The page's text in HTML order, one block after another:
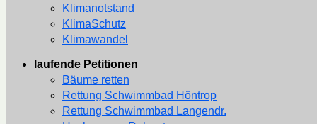
Klimanotstand
KlimaSchutz
Klimawandel
laufende Petitionen
Bäume retten
Rettung Schwimmbad Höntrop
Rettung Schwimmbad Langendr.